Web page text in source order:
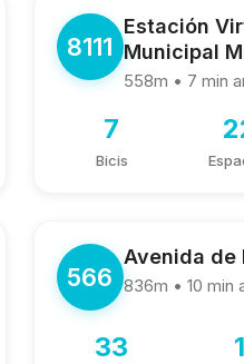
8111
Estación
Municipal
558m • 7 min
7
Bicis
566
Avenida de
836m • 10 min
33 1